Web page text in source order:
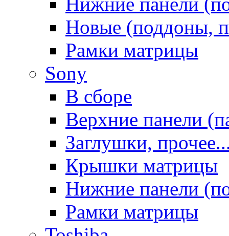
Новые (поддоны,
Рамки матрицы
Sony
В сборе
Верхние панели
Заглушки,
Крышки матрицы
Нижние панели
Рамки матрицы